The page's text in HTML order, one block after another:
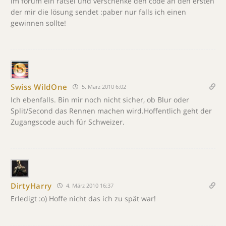
der mir die lösung sendet :paber nur falls ich einen
gewinnen sollte!
Swiss WildOne 5. März 2010 6:02
Ich ebenfalls. Bin mir noch nicht sicher, ob Blur oder
Split/Second das Rennen machen wird.Hoffentlich geht der
Zugangscode auch für Schweizer.
DirtyHarry 4. März 2010 16:37
Erledigt :o) Hoffe nicht das ich zu spät war!